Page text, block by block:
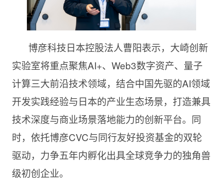
博彦科技日本控股法人曹阳表示，大崎创新
实验室将重点聚焦AI+、Web3数字资产、量子
计算三大前沿技术领域，结合中国先驱的AI领域
开发实践经验与日本的产业生态场景，打造兼具
技术深度与商业场景落地能力的创新平台。同
时，依托博彦CVC与同行友好投资基金的双轮
驱动，力争五年内孵化出具全球竞争力的独角兽
级初创企业。